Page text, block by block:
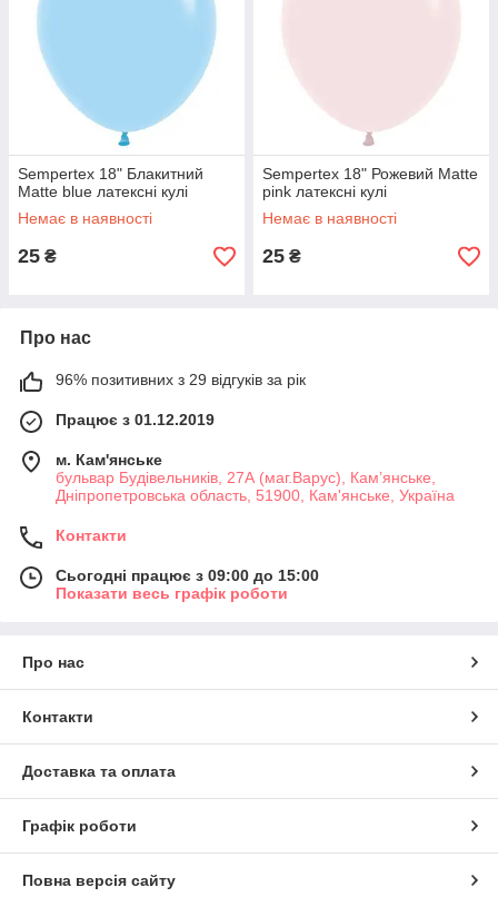
Sempertex 18" Блакитний
Matte blue латексні кулі
Немає в наявності
25 ₴
Sempertex 18" Рожевий Matte
pink латексні кулі
Немає в наявності
25 ₴
Про нас
96% позитивних з 29 відгуків за рік
Працює з 01.12.2019
м. Кам'янське
бульвар Будівельників, 27А (маг.Варус), Кам’янське,
Дніпропетровська область, 51900, Кам'янське, Україна
Контакти
Сьогодні працює з 09:00 до 15:00
Показати весь графік роботи
Про нас
Контакти
Доставка та оплата
Графік роботи
Повна версія сайту